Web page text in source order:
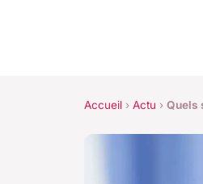
Accueil › Actu › Quels